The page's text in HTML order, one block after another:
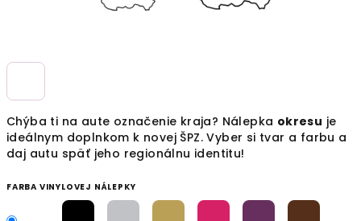
Chýba ti na aute označenie kraja? Nálepka okresu je
ideálnym doplnkom k novej ŠPZ. Vyber si tvar a farbu a
daj autu späť jeho regionálnu identitu!
FARBA VINYLOVEJ NÁLEPKY